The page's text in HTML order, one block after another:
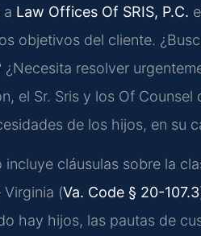
a Law Offices Of SRIS, P.C.
objetivos del cliente.
resolver
el Sr. Sris y los Of
de los hijos, en su
incluye cláusulas sobre la
(Va. Code § 20-107.3
hay hijos, las pautas de